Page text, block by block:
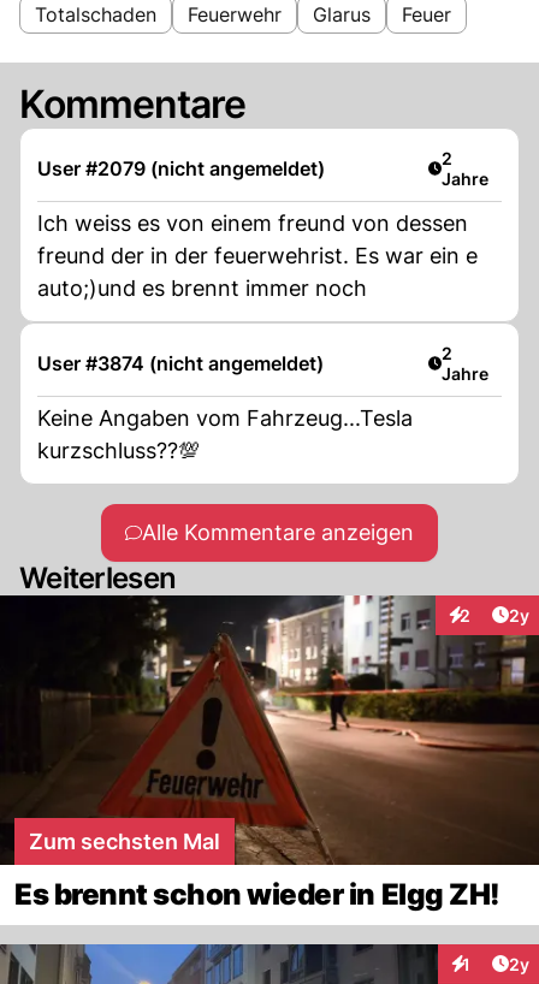
Totalschaden Feuerwehr Glarus Feuer
Kommentare
User #2079 (nicht angemeldet) Artikel
2
Jahre
Ich weiss es von einem freund von dessen
freund der in der feuerwehrist. Es war ein e
auto;)und es brennt immer noch
User #3874 (nicht angemeldet) Artikel
2
Jahre
Keine Angaben vom Fahrzeug...Tesla
kurzschluss??💯
Alle Kommentare anzeigen
Weiterlesen
2 2y
Zum sechsten Mal
Es brennt schon wieder in Elgg ZH!
1 2y